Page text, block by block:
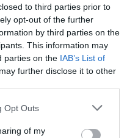
to third parties prior to
opt-out of the further
by third parties on the
This information may
parties on the IAB’s List of
further disclose it to other
uses one or more Google
behaviour. You may click to
Opt Outs
of my